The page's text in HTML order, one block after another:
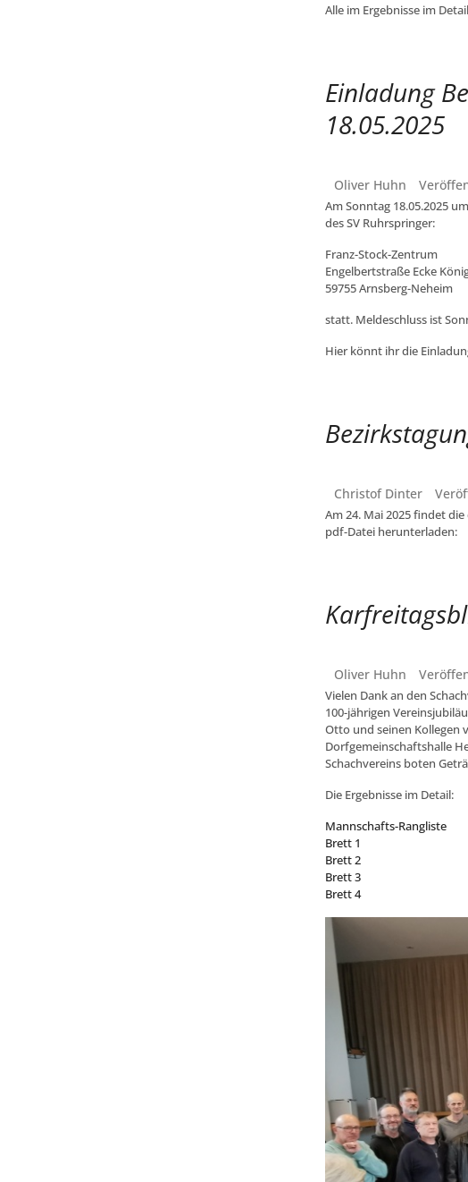
Alle im Ergebnisse im
Einladung
18.05.2025
Oliver Huhn
Am Sonntag 18.05.2025
des SV Ruhrspringer:
Franz-Stock-Zentrum
Engelbertstraße Ecke
59755 Arnsberg-Neheim
statt. Meldeschluss ist
Hier könnt ihr die
Christof Dinter
Am 24. Mai 2025 findet
pdf-Datei herunterladen:
Oliver Huhn
Vielen Dank an den
100-jährigen
Otto und seinen Kollegen
Dorfgemeinschaftshalle
Schachvereins boten
Die Ergebnisse im Detail:
Mannschafts-Rangliste
Brett 1
Brett 2
Brett 3
Brett 4